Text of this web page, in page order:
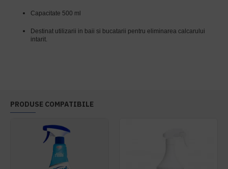
Capacitate 500 ml
Destinat utilizarii in baii si bucatarii pentru eliminarea calcarului
intarit.
PRODUSE COMPATIBILE